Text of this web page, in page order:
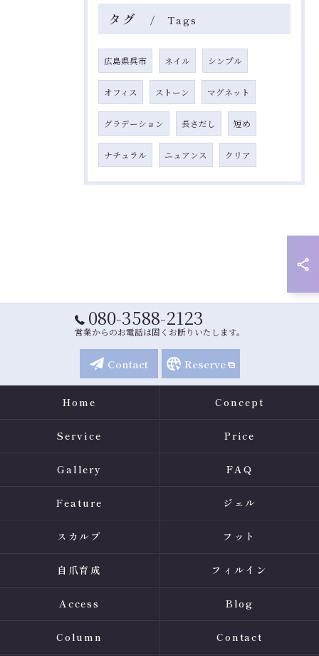
タグ Tags
広島県呉市 ネイル シンプル
オフィス ストーン マグネット
グラデーション 長さだし 短め
ナチュラル ニュアンス クリア
080-3588-2123
営業からのお電話は固くお断りいたします。
Contact Reserve
Home Concept
Service Price
Gallery FAQ
Feature ジェル
スカルプ フット
自爪育成 フィルイン
Access Blog
Column Contact